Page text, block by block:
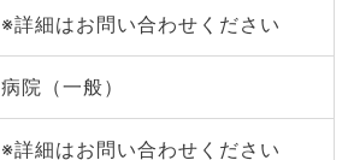
※詳細はお問い合わせください
病院（一般）
※詳細はお問い合わせください